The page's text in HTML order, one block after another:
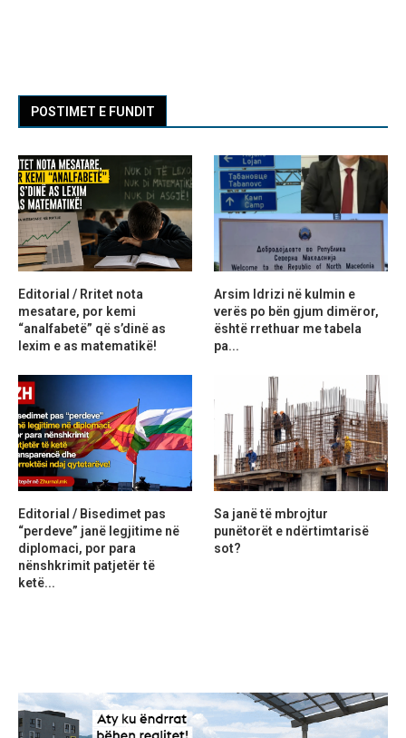
POSTIMET E FUNDIT
Editorial / Rritet nota
mesatare, por kemi
“analfabetë” që s’dinë as
lexim e as matematikë!
Arsim Idrizi në kulmin e
verës po bën gjum dimëror,
është rrethuar me tabela
pa...
Editorial / Bisedimet pas
“perdeve” janë legjitime në
diplomaci, por para
nënshkrimit patjetër të
ketë...
Sa janë të mbrojtur
punëtorët e ndërtimtarisë
sot?